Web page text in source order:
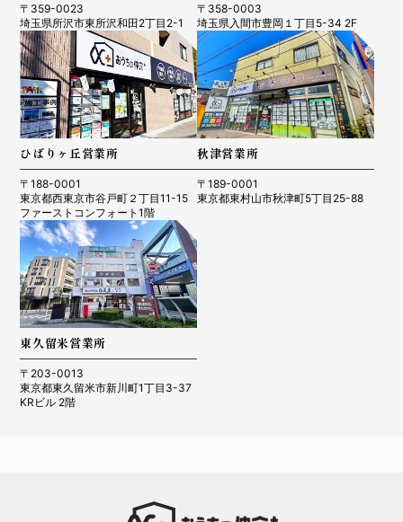
〒359-0023
埼玉県所沢市東所沢和田2丁目2-1
〒358-0003
埼玉県入間市豊岡１丁目5-34 2F
ひばりヶ丘営業所
〒188-0001
東京都西東京市谷戸町２丁目11-15
ファーストコンフォート1階
秋津営業所
〒189-0001
東京都東村山市秋津町5丁目25-88
東久留米営業所
〒203-0013
東京都東久留米市新川町1丁目3-37
KRビル 2階